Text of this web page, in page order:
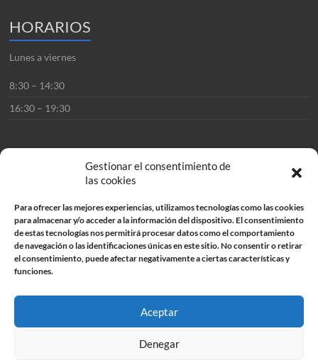
Gestionar el consentimiento de
las cookies
Para ofrecer las mejores experiencias, utilizamos tecnologías como las cookies
para almacenar y/o acceder a la información del dispositivo. El consentimiento
de estas tecnologías nos permitirá procesar datos como el comportamiento
de navegación o las identificaciones únicas en este sitio. No consentir o retirar
el consentimiento, puede afectar negativamente a ciertas características y
funciones.
Aceptar
Denegar
HORARIOS
Lunes a viernes
8:30 – 14:30
16:30 – 19:30
CONTACTO
Llámanos o envíanos tu consulta
(+34) 958 293 754